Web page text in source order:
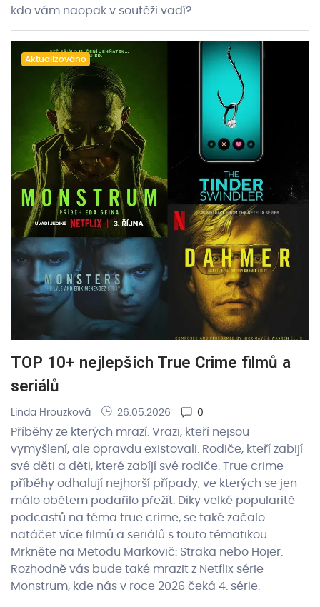
kdo vám naopak v soutěži vadí?
Aktualizováno
TOP 10+ nejlepších True Crime filmů a
seriálů
Linda Hrouzková 26.05.2026 0
Příběhy ze kterých mrazí. Vrazi, kteří nejsou
vymyšlení, ale opravdu existovali. Rodiče, kteří zabijí
své děti a děti, které zabíjí své rodiče. True crime
příběhy odhalují nejhorší případy, ve kterých se jen
málo obětem podařilo přežít. Díky velké popularitě
podcastů na téma true crime, se také začalo
natáčet více filmů a seriálů s touto tématikou.
Mrkněte na Metodu Markovič: Straka nebo Hojer.
Rozhodně vás bude také mrazit z Netflix série
Monstrum, kde nás v roce 2026 čeká 4. série.